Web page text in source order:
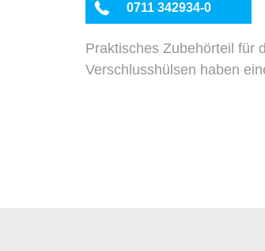
0711 342934-0
Praktisches Zubehörteil für
Verschlusshülsen haben